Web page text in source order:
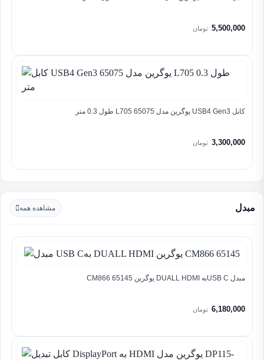
5,500,000 تومان
کابل USB4 Gen3 یوگرین مدل 65075 L705 طول 0.3 متر
3,300,000 تومان
مبدل مشاهده همه
مبدل USB Cبه DUALL HDMI یوگرین CM866 65145
6,180,000 تومان